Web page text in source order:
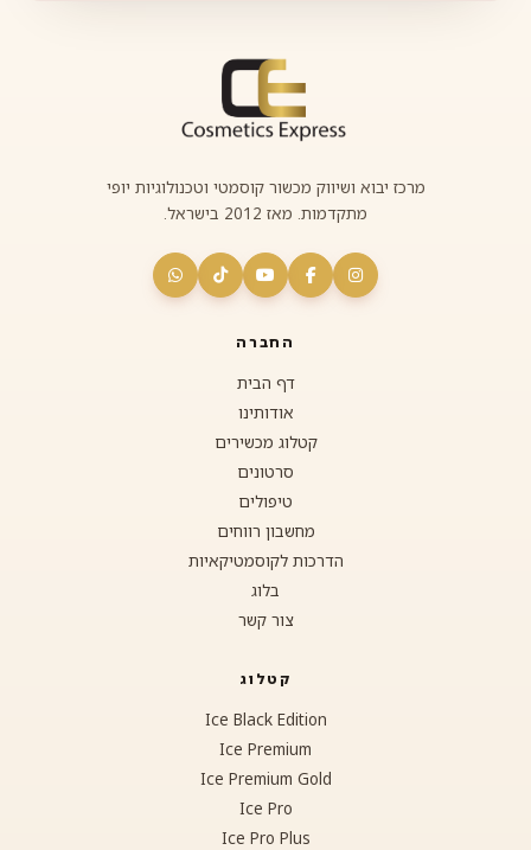
מרכז יבוא ושיווק מכשור קוסמטי וטכנולוגיות יופי
מתקדמות. מאז 2012 בישראל.
החברה
דף הבית
אודותינו
קטלוג מכשירים
סרטונים
טיפולים
מחשבון רווחים
הדרכות לקוסמטיקאיות
בלוג
צור קשר
קטלוג
Ice Black Edition
Ice Premium
Ice Premium Gold
Ice Pro
Ice Pro Plus